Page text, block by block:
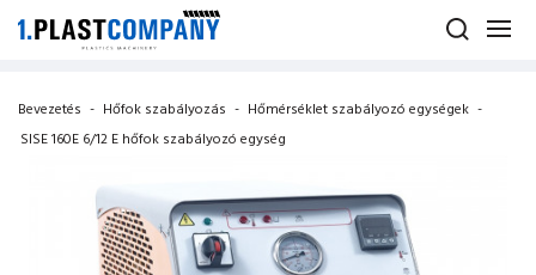
Bevezetés - Hőfok szabályozás - Hőmérséklet szabályozó egységek -
SISE 160E 6/12 E hőfok szabályozó egység